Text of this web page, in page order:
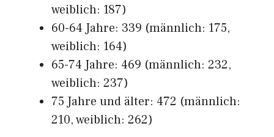
weiblich: 187)
60-64 Jahre: 339 (männlich: 175,
weiblich: 164)
65-74 Jahre: 469 (männlich: 232,
weiblich: 237)
75 Jahre und älter: 472 (männlich:
210, weiblich: 262)